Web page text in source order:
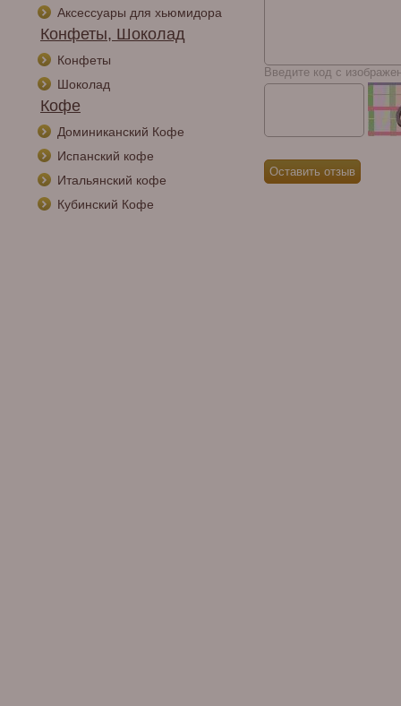
Аксессуары для хьюмидора
Конфеты, Шоколад
Конфеты
Шоколад
Кофе
Доминиканский Кофе
Испанский кофе
Итальянский кофе
Кубинский Кофе
Введите код с